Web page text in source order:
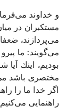
و خداوند
مستكبران در
مى‌پردازند،
مى‌گویند: ما
بودیم، اینك آیا
مختصرى باشد
اگر خدا ما را
راهنمایى